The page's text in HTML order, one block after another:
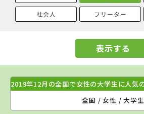
社会人 フリーター
表示する
2019年12月の全国で女性の大学生に人気
全国 / 女性 / 大学生